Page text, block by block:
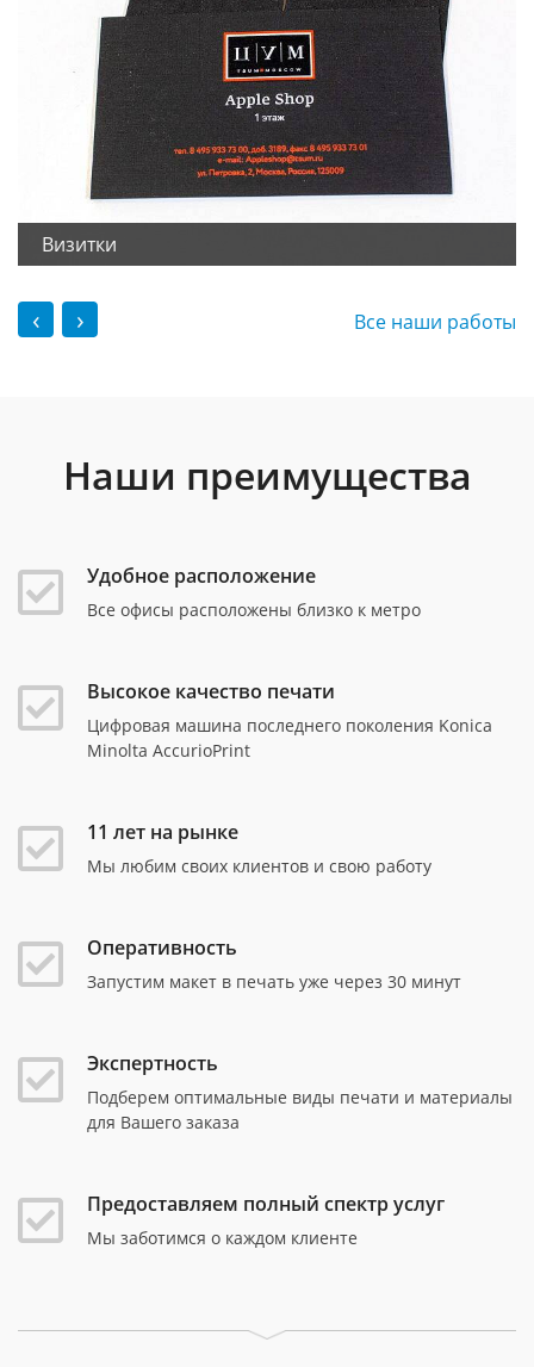
Визитки
‹ › Все наши работы
Наши преимущества
Удобное расположение
Все офисы расположены близко к метро
Высокое качество печати
Цифровая машина последнего поколения Konica
Minolta AccurioPrint
11 лет на рынке
Мы любим своих клиентов и свою работу
Оперативность
Запустим макет в печать уже через 30 минут
Экспертность
Подберем оптимальные виды печати и материалы
для Вашего заказа
Предоставляем полный спектр услуг
Мы заботимся о каждом клиенте